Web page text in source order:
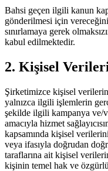
Bahsi geçen ilgili kanun
gönderilmesi için
sınırlamaya gerek
kabul edilmektedir.
2. Kişisel
Şirketimizce kişisel
yalnızca ilgili işlemlerin
şekilde ilgili kampanya ve/
amacıyla hizmet
kapsamında kişisel
veya ifasıyla doğrudan
taraflarına ait kişisel
kişinin temel hak ve